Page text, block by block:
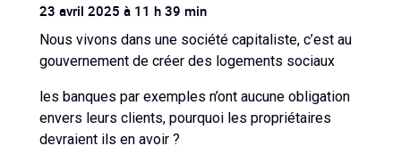
23 avril 2025 à 11 h 39 min
Nous vivons dans une société capitaliste, c’est au
gouvernement de créer des logements sociaux
les banques par exemples n’ont aucune obligation
envers leurs clients, pourquoi les propriétaires
devraient ils en avoir ?